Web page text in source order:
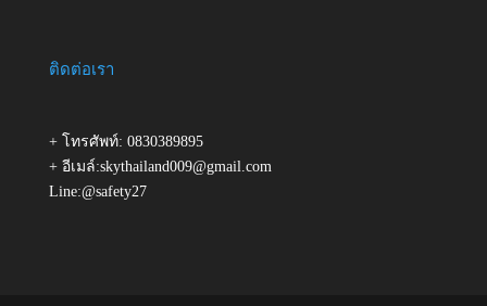
ติดต่อเรา
+ โทรศัพท์: 0830389895
+ อีเมล์:skythailand009@gmail.com
Line:@safety27